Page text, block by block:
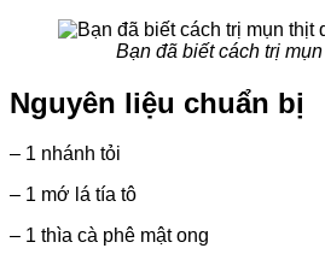
Bạn đã biết cách trị mụn
Nguyên liệu chuẩn bị
– 1 nhánh tỏi
– 1 mớ lá tía tô
– 1 thìa cà phê mật ong